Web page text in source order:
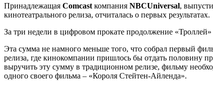
Принадлежащая Comcast компания NBCUniversal,
кинотеатрального релиза, отчиталась о первых результатах.
За три недели в цифровом прокате продолжение
Эта сумма не намного меньше того, что собрал первый
релиза, где кинокомпании пришлось бы отдать половину
выручить эту сумму в традиционном релизе, фильму
одного своего фильма – «Короля Стейтен-Айленда».